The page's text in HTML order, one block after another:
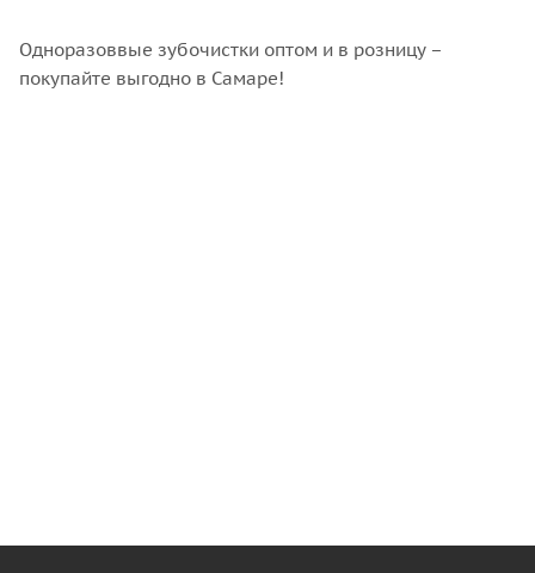
Одноразоввые зубочистки оптом и в розницу –
покупайте выгодно в Самаре!